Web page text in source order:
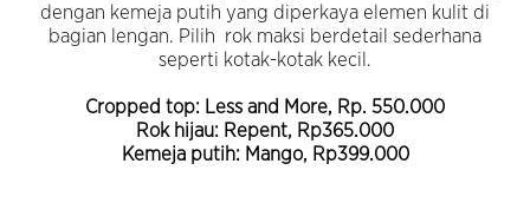
dengan kemeja putih yang diperkaya elemen kulit di
bagian lengan. Pilih rok maksi berdetail sederhana
seperti kotak-kotak kecil.
Cropped top: Less and More, Rp. 550.000
Rok hijau: Repent, Rp365.000
Kemeja putih: Mango, Rp399.000